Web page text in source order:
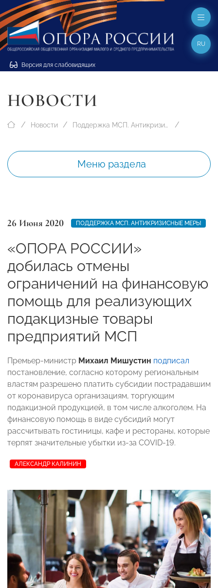
Версия для слабовидящих
RU
НОВОСТИ
Новости Поддержка МСП. Антикризисные меры
Меню раздела
26 Июня 2020 ПОДДЕРЖКА МСП. АНТИКРИЗИСНЫЕ МЕРЫ
«ОПОРА РОССИИ»
добилась отмены
ограничений на финансовую
помощь для реализующих
подакцизные товары
предприятий МСП
Премьер-министр Михаил Мишустин подписал
постановление, согласно которому региональным
властям разрешено платить субсидии пострадавшим
от коронавируса организациям, торгующим
подакцизной продукцией, в том числе алкоголем. На
финансовую помощь в виде субсидий могут
рассчитывать гостиницы, кафе и рестораны, которые
терпят значительные убытки из-за COVID-19.
АЛЕКСАНДР КАЛИНИН